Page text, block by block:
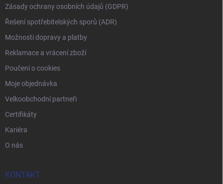
Zásady ochrany osobních údajů (GDPR)
Řešení spotřebitelských sporů (ADR)
Možnosti dopravy a platby
Reklamace a vrácení zboží
Poučení o cookies
Moje objednávka
Velkoobchodní partneři
Certifikáty
Kariéra
O nás
KONTAKT